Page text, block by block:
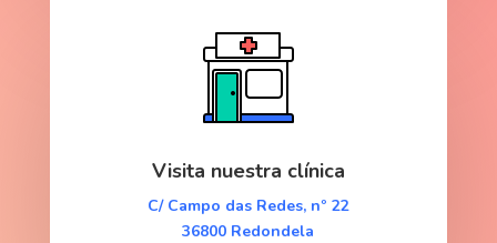
Visita nuestra clínica
C/ Campo das Redes, nº 22
36800 Redondela